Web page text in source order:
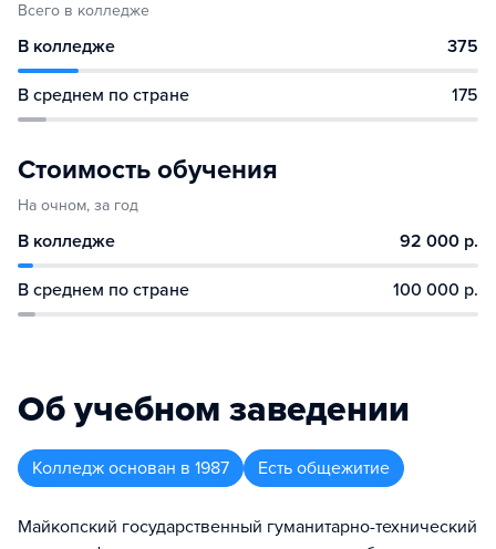
Всего в колледже
В колледже 375
В среднем по стране 175
Стоимость обучения
На очном, за год
В колледже 92 000 р.
В среднем по стране 100 000 р.
Об учебном заведении
Колледж основан в 1987 Есть общежитие
Майкопский государственный гуманитарно-технический